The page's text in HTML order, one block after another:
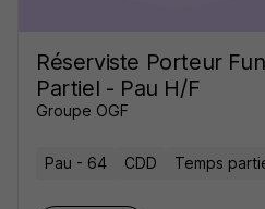
Réserviste Porteur
Partiel - Pau H/F
Groupe OGF
Pau - 64 CDD Temps